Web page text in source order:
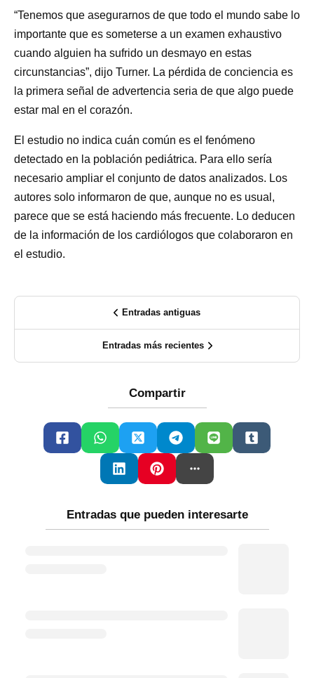
“Tenemos que asegurarnos de que todo el mundo sabe lo
importante que es someterse a un examen exhaustivo
cuando alguien ha sufrido un desmayo en estas
circunstancias”, dijo Turner. La pérdida de conciencia es
la primera señal de advertencia seria de que algo puede
estar mal en el corazón.
El estudio no indica cuán común es el fenómeno
detectado en la población pediátrica. Para ello sería
necesario ampliar el conjunto de datos analizados. Los
autores solo informaron de que, aunque no es usual,
parece que se está haciendo más frecuente. Lo deducen
de la información de los cardiólogos que colaboraron en
el estudio.
Entradas antiguas
Entradas más recientes
Compartir
Entradas que pueden interesarte